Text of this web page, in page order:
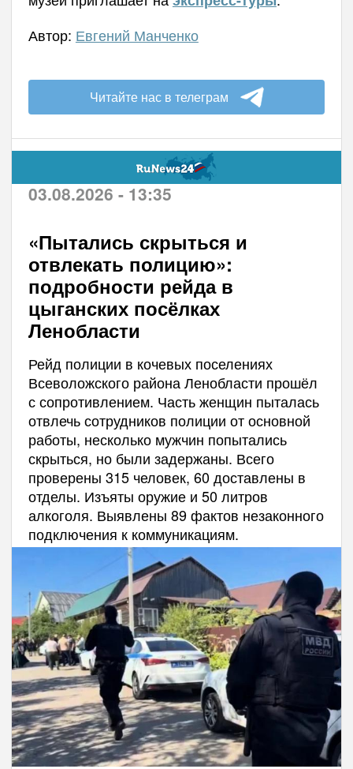
Автор: Евгений Манченко
Читайте нас в телеграм
03.08.2026 - 13:35
«Пытались скрыться и
отвлекать полицию»:
подробности рейда в
цыганских посёлках
Ленобласти
Рейд полиции в кочевых поселениях
Всеволожского района Ленобласти прошёл
с сопротивлением. Часть женщин пыталась
отвлечь сотрудников полиции от основной
работы, несколько мужчин попытались
скрыться, но были задержаны. Всего
проверены 315 человек, 60 доставлены в
отделы. Изъяты оружие и 50 литров
алкоголя. Выявлены 89 фактов незаконного
подключения к коммуникациям.